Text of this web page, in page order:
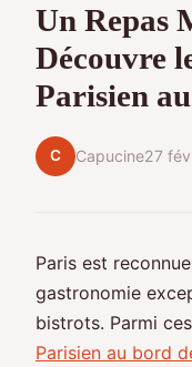
Un Repas
Découvre
Parisien
C Capucine27
Paris est
gastronomie
bistrots. Parmi
Parisien au bord